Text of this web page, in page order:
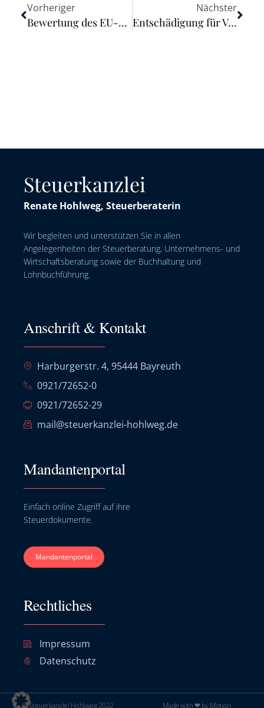
Vorheriger
Bewertung des EU-Urheberrechts für sehbehinderte Menschen
Nächster
Entschädigung für Verdienstausfall während Corona-Quarantäne im Dezember 2021 auch ohne COVID-19-Impfung
Steuerkanzlei
Renate Hohlweg, Steuerberaterin
Wir begleiten und unterstützen Sie in allen
Angelegenheiten der Steuerberatung, Unternehmens- und
Wirtschaftsberatung sowie der Buchhaltung und
Lohnbuchführung.
Anschrift & Kontakt
Harburgerstr. 4, 95444 Bayreuth
0921/72652-0
0921/72652-29
mail@steuerkanzlei-hohlweg.de
Mandantenportal
Einfach online Zugriff auf ihre
Steuerdokumente.
Mandantenportal
Rechtliches
Impressum
Datenschutz
© Steuerkanzlei Hohlweg 2022 Made with ❤ by Motion